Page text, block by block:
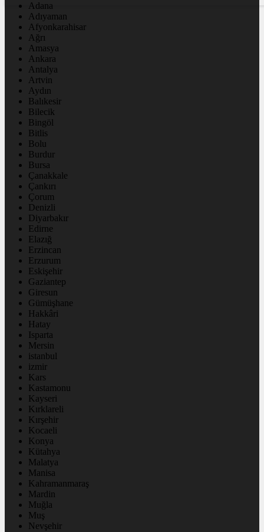
Adana
Adıyaman
Afyonkarahisar
Ağrı
Amasya
Ankara
Antalya
Artvin
Aydın
Balıkesir
Bilecik
Bingöl
Bitlis
Bolu
Burdur
Bursa
Çanakkale
Çankırı
Çorum
Denizli
Diyarbakır
Edirne
Elazığ
Erzincan
Erzurum
Eskişehir
Gaziantep
Giresun
Gümüşhane
Hakkâri
Hatay
Isparta
Mersin
istanbul
izmir
Kars
Kastamonu
Kayseri
Kırklareli
Kırşehir
Kocaeli
Konya
Kütahya
Malatya
Manisa
Kahramanmaraş
Mardin
Muğla
Muş
Nevşehir